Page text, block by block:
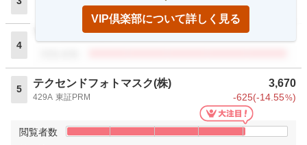
4
VIP倶楽部に登録ください
5
テクセンドフォトマスク(株) 3,670
429A 東証PRM -625(-14.55%)
閲覧者数
VIP倶楽部について詳しく見る